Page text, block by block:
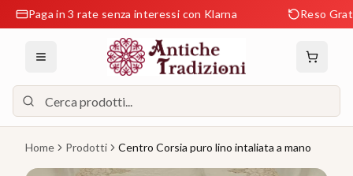
Paga in 3 rate senza interessi con Klarna Reso Gratuito
Home Prodotti Centro Corsia puro lino intaliata a mano